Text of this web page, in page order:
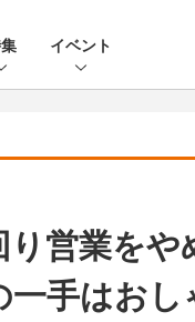
イベント
営業をや
手はおし